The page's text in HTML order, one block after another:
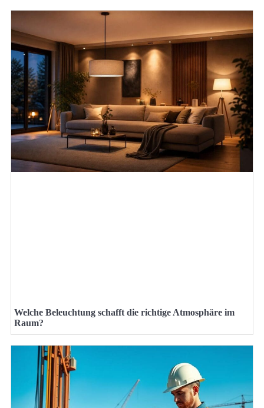
Welche Beleuchtung schafft die richtige Atmosphäre im
Raum?